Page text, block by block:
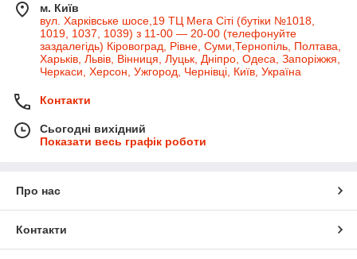
м. Київ
вул. Харківське шосе,19 ТЦ Мега Сіті (бутіки №1018,
1019, 1037, 1039) з 11-00 — 20-00 (телефонуйте
заздалегідь) Кіровоград, Рівне, Суми,Тернопіль, Полтава,
Харьків, Львів, Вінниця, Луцьк, Дніпро, Одеса, Запоріжжя,
Черкаси, Херсон, Ужгород, Чернівці, Київ, Україна
Контакти
Сьогодні вихідний
Показати весь графік роботи
Про нас
Контакти